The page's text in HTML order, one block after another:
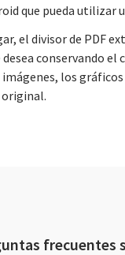
que pueda utilizar
el divisor de PDF
desea conservando el
los gráficos
frecuentes